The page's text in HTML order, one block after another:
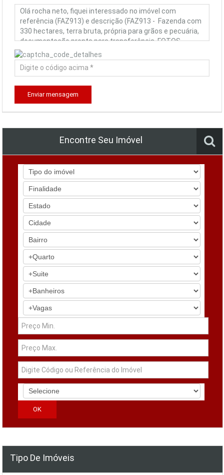
Enviar mensagem
Encontre Seu Imóvel
Tipo De Imóveis